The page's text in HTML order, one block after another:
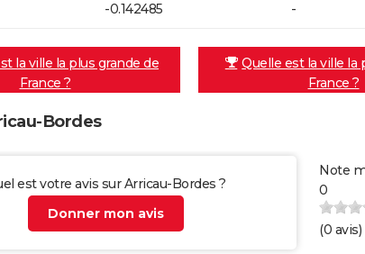
-0.142485 -
la ville la plus grande de
France ?
Quelle est la ville la
France ?
Bordes
est votre avis sur Arricau-Bordes ?
Donner mon avis
Note
0
(0 avis)